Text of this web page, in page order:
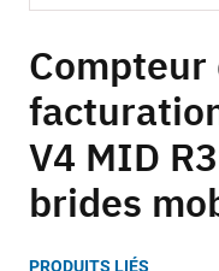
to
the
beginning
of
the
images
gallery
Compteur
V4 MID
brides
PRODUITS LIÉS